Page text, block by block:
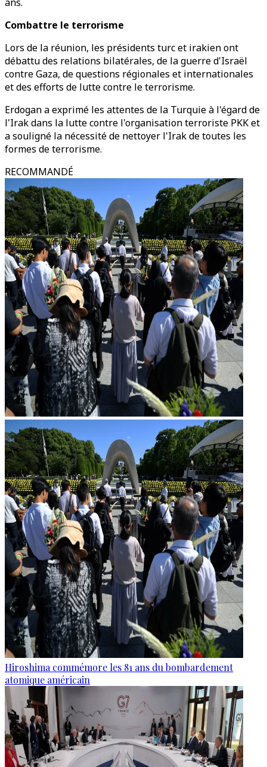
Combattre le terrorisme
Lors de la réunion, les présidents turc et irakien ont
débattu des relations bilatérales, de la guerre d'Israël
contre Gaza, de questions régionales et internationales
et des efforts de lutte contre le terrorisme.
Erdogan a exprimé les attentes de la Turquie à l'égard de
l'Irak dans la lutte contre l'organisation terroriste PKK et
a souligné la nécessité de nettoyer l'Irak de toutes les
formes de terrorisme.
RECOMMANDÉ
Hiroshima commémore les 81 ans du bombardement
atomique américain